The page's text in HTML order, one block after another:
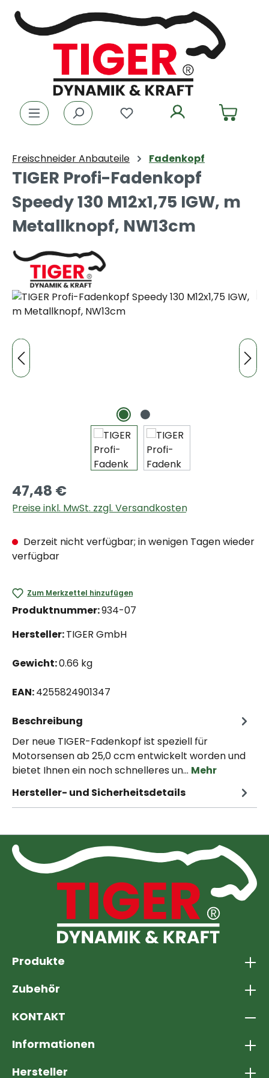
Zum Hauptinhalt springen
Du hast 0 Produkte auf
Freischneider Anbauteile Fadenkopf
TIGER Profi-Fadenkopf
Speedy 130 M12x1,75 IGW, m
Metallknopf, NW13cm
Bildergalerie überspringen
47,48 €
Preise inkl. MwSt. zzgl. Versandkosten
Derzeit nicht verfügbar; in wenigen Tagen wieder
verfügbar
Zum Merkzettel hinzufügen
Produktnummer:934-07
Hersteller:TIGER GmbH
Gewicht:0.66 kg
EAN:4255824901347
Beschreibung
Der neue TIGER-Fadenkopf ist speziell für
Motorsensen ab 25,0 ccm entwickelt worden und
bietet Ihnen ein noch schnelleres un… Mehr
Hersteller- und Sicherheitsdetails
Produkte
Zubehör
KONTAKT
Informationen
Hersteller